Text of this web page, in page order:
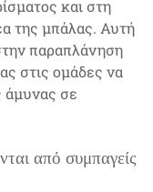
και στη
της μπάλας. Αυτή
παραπλάνηση
στις ομάδες να
άμυνας σε
από συμπαγείς